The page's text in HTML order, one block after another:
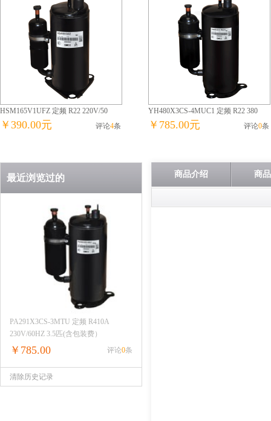
HSM165V1UFZ 定频 R22 220V/50
￥390.00元 评论4条
YH480X3CS-4MUC1 定频 R22 380
￥785.00元 评论0条
最近浏览过的
PA291X3CS-3MTU 定频 R410A
230V/60HZ 3.5匹(含包装费）
￥785.00 评论0条
清除历史记录
商品介绍 商